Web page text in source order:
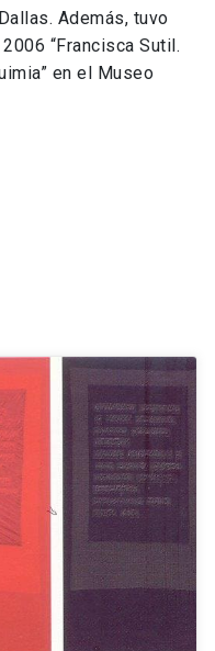
Además, tuvo
“Francisca Sutil.
en el Museo